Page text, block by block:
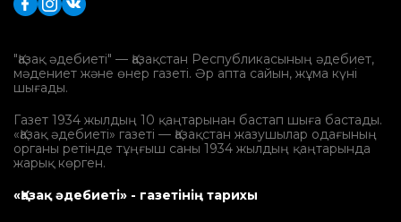
"Қазақ әдебиеті" — Қазақстан Республикасының әдебиет,
мәдениет және өнер газеті. Әр апта сайын, жұма күні
шығады.
Газет 1934 жылдың 10 қаңтарынан бастап шыға бастады.
«Қазақ әдебиеті» газеті — Қазақстан жазушылар одағының
органы ретінде тұңғыш саны 1934 жылдың қаңтарында
жарық көрген.
«Қазақ әдебиеті» - газетінің тарихы